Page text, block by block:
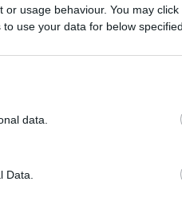
usage behaviour. You may
use your data for below
data.
Data.